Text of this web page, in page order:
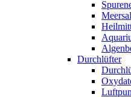
Durchlüfter